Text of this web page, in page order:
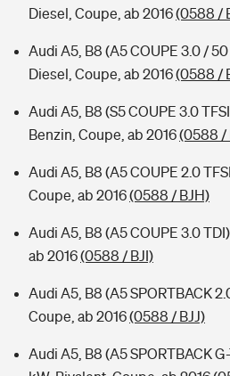
Diesel, Coupe, ab 2016(0588 /
Audi A5, B8 (A5 COUPE 3.0 /
Diesel, Coupe, ab 2016(0588 /
Audi A5, B8 (S5 COUPE 3.0
Benzin, Coupe, ab 2016(0588 /
Audi A5, B8 (A5 COUPE 2.0
Coupe, ab 2016(0588 / BJH)
Audi A5, B8 (A5 COUPE 3.0
ab 2016(0588 / BJI)
Audi A5, B8 (A5 SPORTBACK
Coupe, ab 2016(0588 / BJJ)
Audi A5, B8 (A5 SPORTBACK